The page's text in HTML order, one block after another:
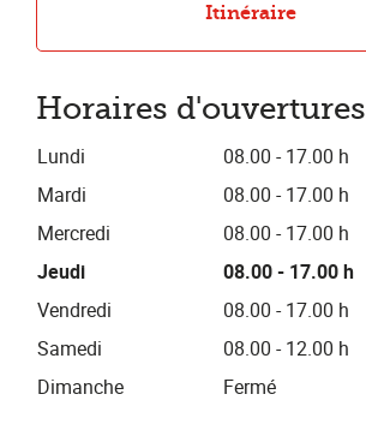
Itinéraire
Horaires d'ouvertures
Lundi
08.00 - 17.00 h
Mardi
08.00 - 17.00 h
Mercredi
08.00 - 17.00 h
Jeudi
08.00 - 17.00 h
Vendredi
08.00 - 17.00 h
Samedi
08.00 - 12.00 h
Dimanche
Fermé